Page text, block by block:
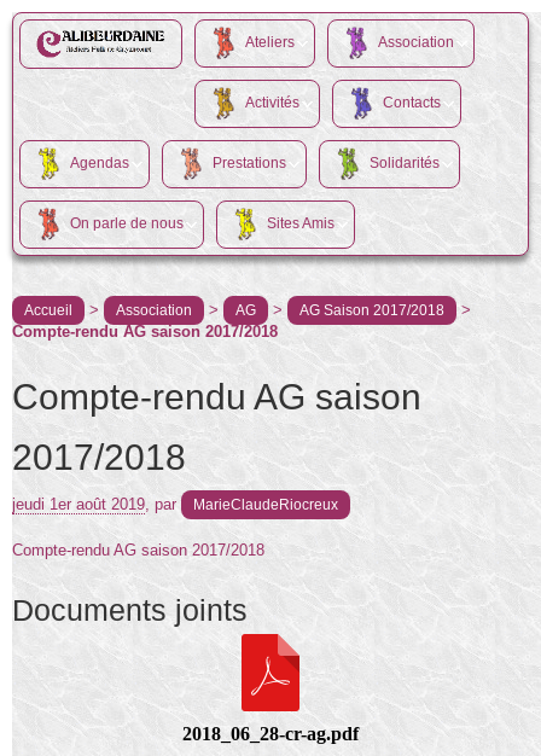
Ateliers Association
Activités Contacts
Agendas Prestations Solidarités
On parle de nous Sites Amis
Accueil > Association > AG > AG Saison 2017/2018
>
Compte-rendu AG saison 2017/2018
Compte-rendu AG saison
2017/2018
jeudi 1er août 2019, par MarieClaudeRiocreux
Compte-rendu AG saison 2017/2018
Documents joints
2018_06_28-cr-ag.pdf